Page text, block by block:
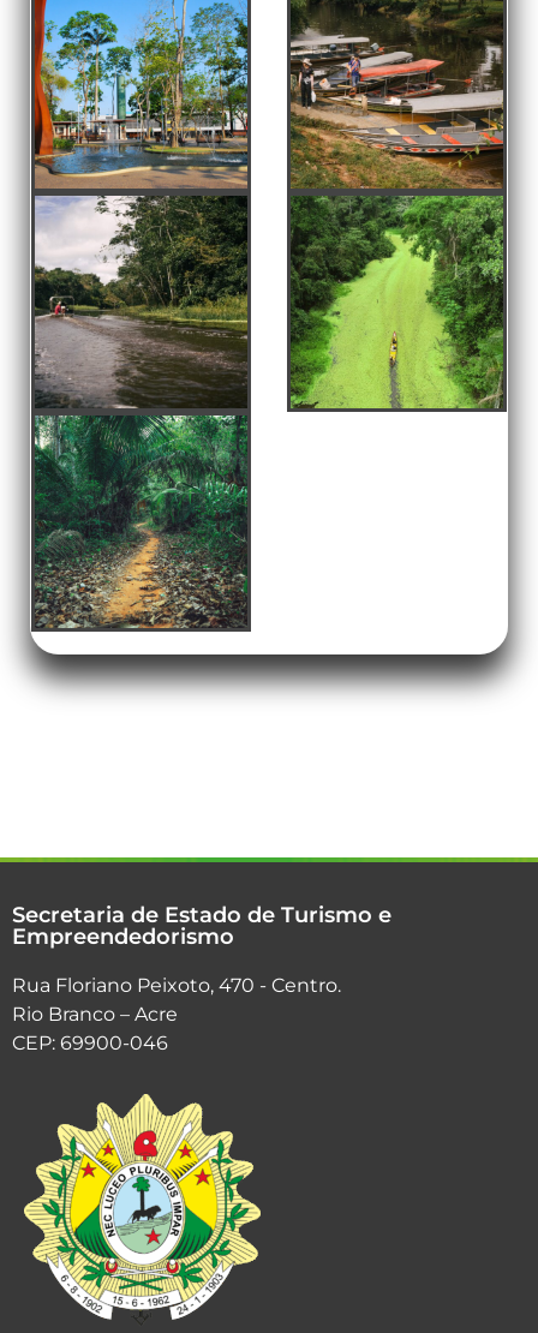
Secretaria de Estado de Turismo e
Empreendedorismo
Rua Floriano Peixoto, 470 - Centro.
Rio Branco – Acre
CEP: 69900-046